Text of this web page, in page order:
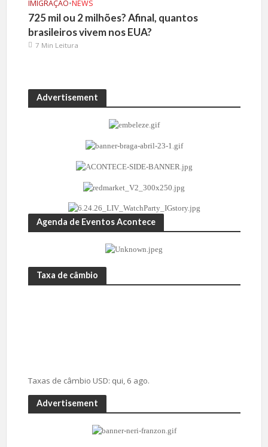
IMIGRAÇÃO•NEWS
725 mil ou 2 milhões? Afinal, quantos
brasileiros vivem nos EUA?
7 Min Leitura
Advertisement
Agenda de Eventos Acontece
Taxa de câmbio
Taxas de câmbio USD: qui, 6 ago.
Advertisement